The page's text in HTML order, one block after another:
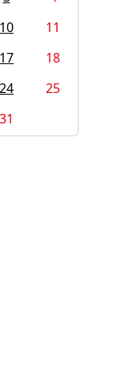
10
11
17
18
24
25
31